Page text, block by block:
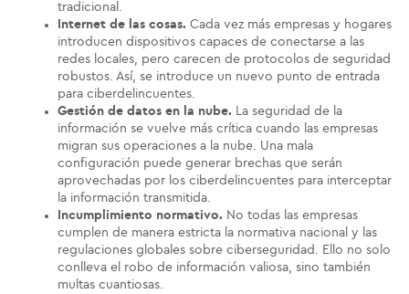
tradicional.
Internet de las cosas. Cada vez más empresas y hogares
introducen dispositivos capaces de conectarse a las
redes locales, pero carecen de protocolos de seguridad
robustos. Así, se introduce un nuevo punto de entrada
para ciberdelincuentes.
Gestión de datos en la nube. La seguridad de la
información se vuelve más crítica cuando las empresas
migran sus operaciones a la nube. Una mala
configuración puede generar brechas que serán
aprovechadas por los ciberdelincuentes para interceptar
la información transmitida.
Incumplimiento normativo. No todas las empresas
cumplen de manera estricta la normativa nacional y las
regulaciones globales sobre ciberseguridad. Ello no solo
conlleva el robo de información valiosa, sino también
multas cuantiosas.